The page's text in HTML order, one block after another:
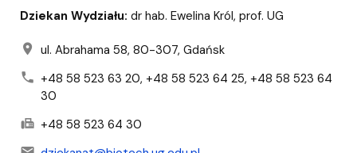
Dziekan Wydziału: dr hab. Ewelina Król, prof. UG
location_on ul. Abrahama 58, 80-307, Gdańsk
phone +48 58 523 63 20, +48 58 523 64 25, +48 58 523 64
30
fax +48 58 523 64 30